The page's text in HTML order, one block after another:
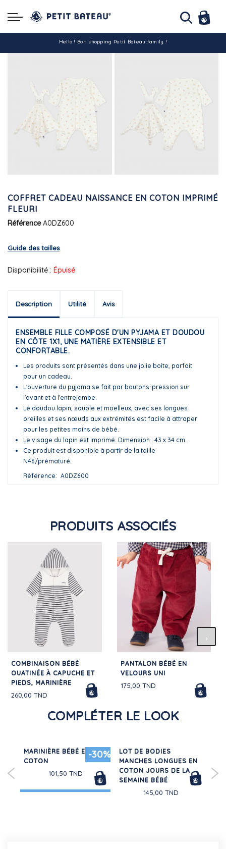
Hello ! Bon shopping Petit Bateau family !
-10% pour tout paiement par carte bancaire (hors promo)
COFFRET CADEAU NAISSANCE EN COTON IMPRIMÉ
FLEURI
Référence A0DZ600
Guide des tailles
Disponibilité : Épuisé
Description Utilité Avis
ENSEMBLE FILLE COMPOSÉ D'UN PYJAMA ET DOUDOU
EN CÔTE 1X1, UNE MATIÈRE EXTENSIBLE ET
CONFORTABLE.
Les produits sont présentés dans une jolie boîte, parfait
pour un cadeau.
L'ouverture du pyjama se fait par boutons-pression sur
l'avant et à l'entrejambe.
Le doudou lapin, souple et moelleux, avec ses longues
oreilles et ses nœuds aux extrémités est facile à attraper
pour les petites mains de bébé.
Le visage du lapin est imprimé. Dimension : 43 x 34 cm.
Ce produit est disponible à partir de la taille
N46/prématuré.
Référence
A0DZ600
PRODUITS ASSOCIÉS
COMBINAISON BÉBÉ
OUATINÉE À CAPUCHE ET
PIEDS, MARINIÈRE
260,00 TND
PANTALON BÉBÉ EN
VELOURS UNI
175,00 TND
COMPLÉTER LE LOOK
-30%
MARINIÈRE BÉBÉ EN
COTON
101,50 TND
LOT DE BODIES
MANCHES LONGUES EN
COTON JOURS DE LA
SEMAINE BÉBÉ
145,00 TND